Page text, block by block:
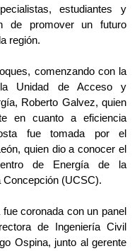
estudiantes y
de promover un futuro
región.
comenzando con la
la Unidad de Acceso y
Roberto Galvez, quien
en cuanto a eficiencia
fue tomada por el
quien dio a conocer el
de Energía de la
Concepción (UCSC).
coronada con un panel
de Ingeniería Civil
Ospina, junto al gerente